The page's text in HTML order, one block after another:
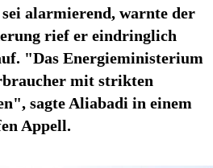
alarmierend, warnte der
rief er eindringlich
"Das Energieministerium
mit strikten
sagte Aliabadi in einem
Appell.